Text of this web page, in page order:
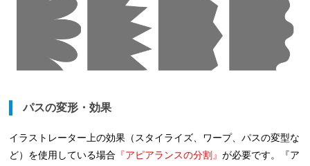
パスの変形・効果
イラストレーター上の効果（スタイライズ、ワープ、パスの変型な
ど）を使用している場合 『アピアランスの分割』が必要です。『ア